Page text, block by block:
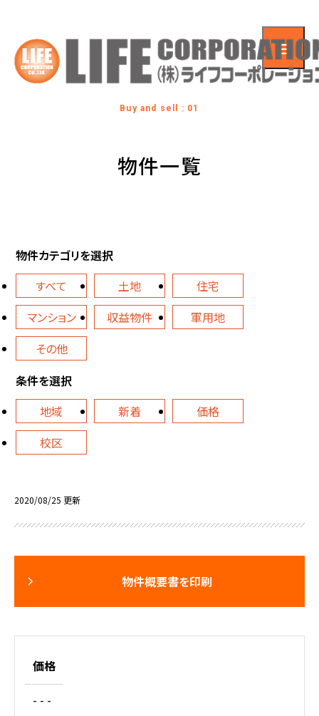
Buy and sell : 01
物件一覧
物件カテゴリを選択
すべて
土地
住宅
マンション
収益物件
軍用地
その他
条件を選択
地域
新着
価格
校区
2020/08/25 更新
物件概要書を印刷
価格
- - -